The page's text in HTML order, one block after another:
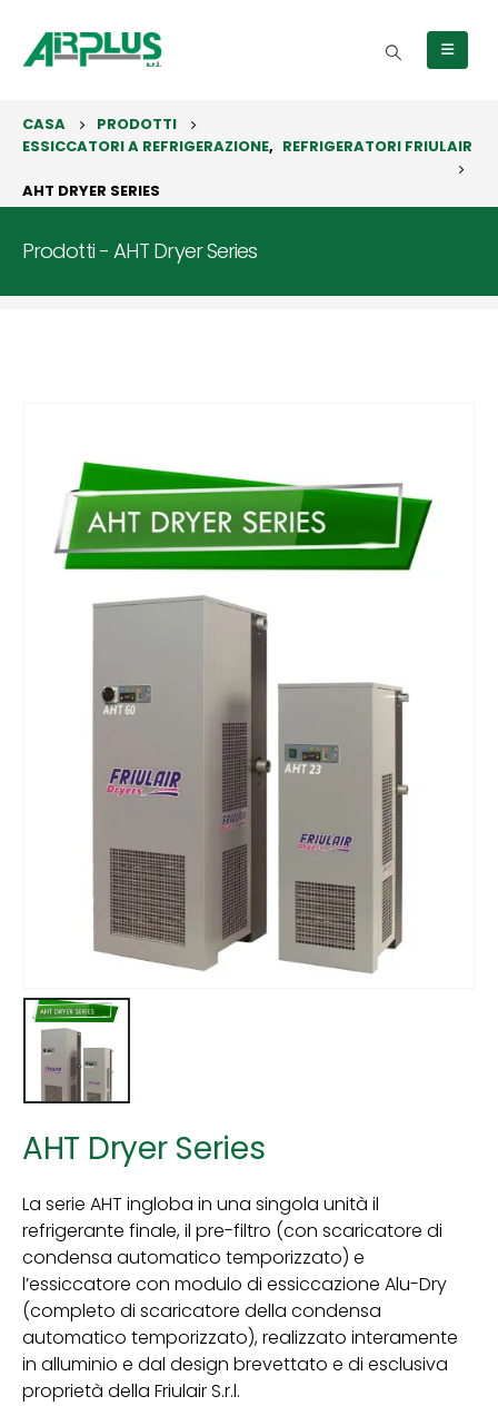
CASA
PRODOTTI
ESSICCATORI A REFRIGERAZIONE, REFRIGERATORI FRIULAIR
AHT DRYER SERIES
Prodotti - AHT Dryer Series
AHT Dryer Series
La serie AHT ingloba in una singola unità il
refrigerante finale, il pre-filtro (con scaricatore di
condensa automatico temporizzato) e
l’essiccatore con modulo di essiccazione Alu-Dry
(completo di scaricatore della condensa
automatico temporizzato), realizzato interamente
in alluminio e dal design brevettato e di esclusiva
proprietà della Friulair S.r.l.